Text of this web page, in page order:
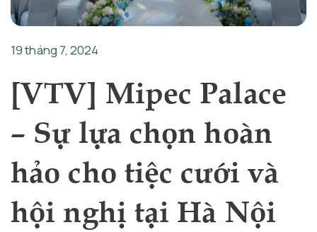
19 tháng 7, 2024
[VTV] Mipec Palace
– Sự lựa chọn hoàn
hảo cho tiệc cưới và
hội nghị tại Hà Nội